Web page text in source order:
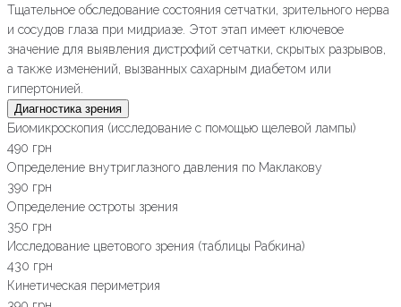
Тщательное обследование состояния сетчатки, зрительного нерва
и сосудов глаза при мидриазе. Этот этап имеет ключевое
значение для выявления дистрофий сетчатки, скрытых разрывов,
а также изменений, вызванных сахарным диабетом или
гипертонией.
Диагностика зрения
Биомикроскопия (исследование с помощью щелевой лампы)
490 грн
Определение внутриглазного давления по Маклакову
390 грн
Определение остроты зрения
350 грн
Исследование цветового зрения (таблицы Рабкина)
430 грн
Кинетическая периметрия